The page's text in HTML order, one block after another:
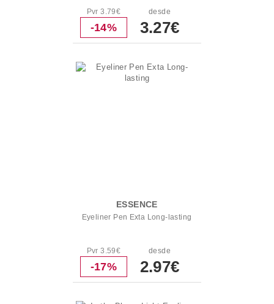
Pvr 3.79€
-14%
desde
3.27€
ESSENCE
Eyeliner Pen Exta Long-lasting
Pvr 3.59€
-17%
desde
2.97€